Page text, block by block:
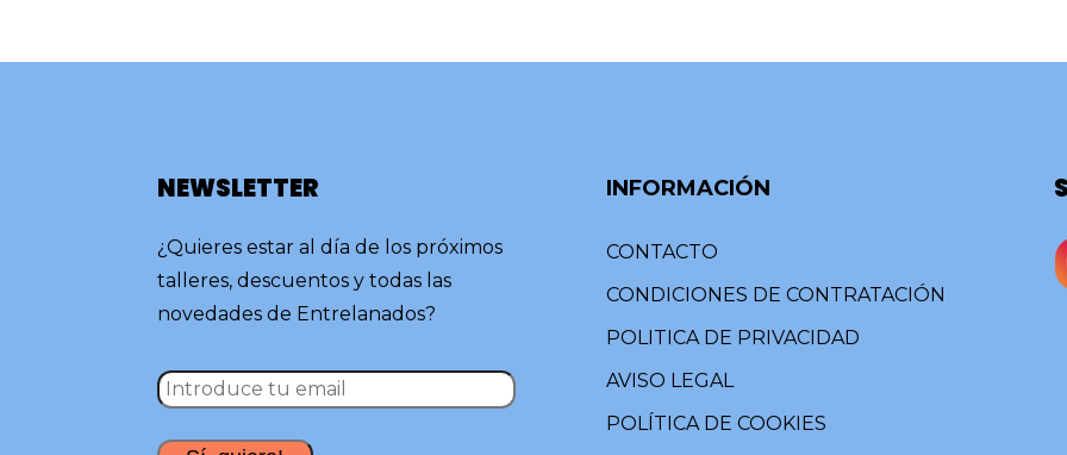
NEWSLETTER
¿Quieres estar al día de los próximos
talleres, descuentos y todas las
novedades de Entrelanados?
INFORMACIÓN
CONTACTO
CONDICIONES DE CONTRATACIÓN
POLITICA DE PRIVACIDAD
AVISO LEGAL
POLÍTICA DE COOKIES